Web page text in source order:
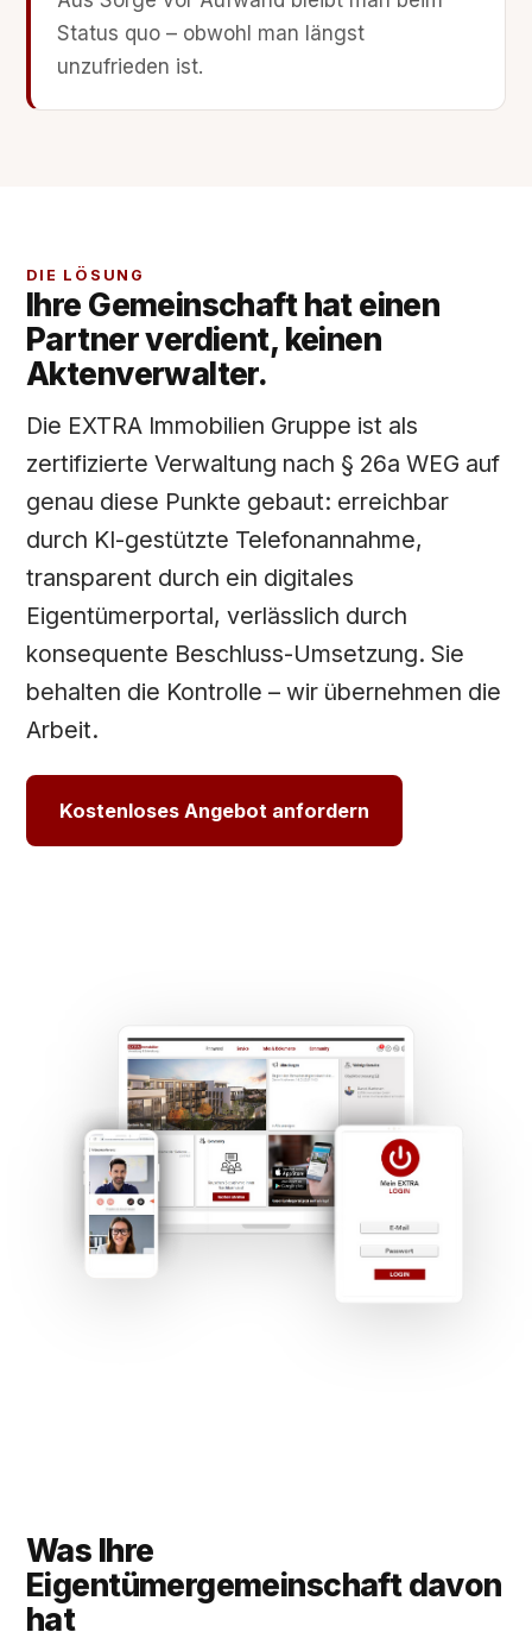
Status quo – obwohl man längst
unzufrieden ist.
DIE LÖSUNG
Ihre Gemeinschaft hat einen
Partner verdient, keinen
Aktenverwalter.
Die EXTRA Immobilien Gruppe ist als
zertifizierte Verwaltung nach § 26a WEG auf
genau diese Punkte gebaut: erreichbar
durch KI-gestützte Telefonannahme,
transparent durch ein digitales
Eigentümerportal, verlässlich durch
konsequente Beschluss-Umsetzung. Sie
behalten die Kontrolle – wir übernehmen die
Arbeit.
Kostenloses Angebot anfordern
Was Ihre
Eigentümergemeinschaft davon
hat